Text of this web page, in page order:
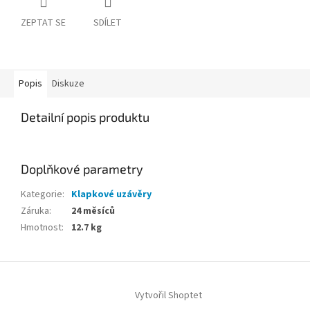
ZEPTAT SE SDÍLET
Popis Diskuze
Detailní popis produktu
Doplňkové parametry
Kategorie: Klapkové uzávěry
Záruka:
24 měsíců
Hmotnost: 12.7 kg
Vytvořil Shoptet